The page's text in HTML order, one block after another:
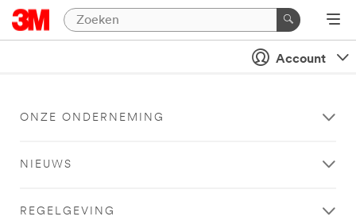
Account
ONZE ONDERNEMING
NIEUWS
REGELGEVING